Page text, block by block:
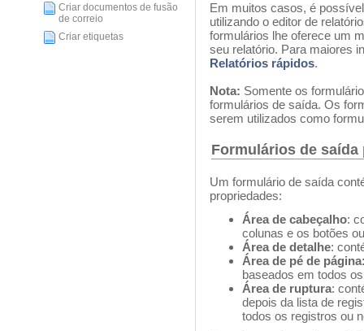
Criar documentos de fusão
de correio
Criar etiquetas
Em muitos casos, é
utilizando o editor de
formulários lhe oferece um
seu relatório. Para maiores
Relatórios rápidos.
Nota: Somente os
formulários de saída. Os
serem utilizados como
Formulários de
Um formulário de saída
propriedades:
Área de cabeçalho:
colunas e os botões
Área de detalhe:
Área de pé de
baseados em todos
Área de ruptura:
depois da lista de
todos os registros ou